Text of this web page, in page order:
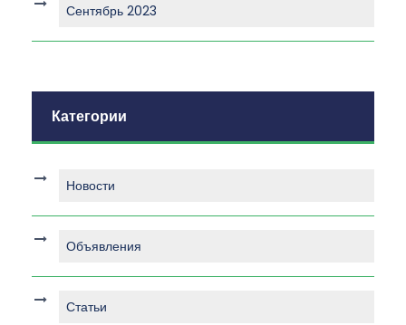
Сентябрь 2023
Категории
Новости
Объявления
Статьи